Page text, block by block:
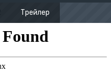
Трейлер